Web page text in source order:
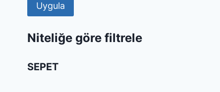
Uygula
Niteliğe göre filtrele
SEPET